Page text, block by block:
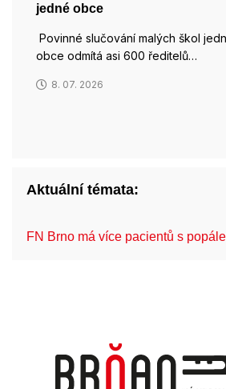
jedné obce
Povinné slučování malých škol
obce odmítá asi 600 ředitelů…
8. 07. 2026
Aktuální témata:
FN Brno má více pacientů s